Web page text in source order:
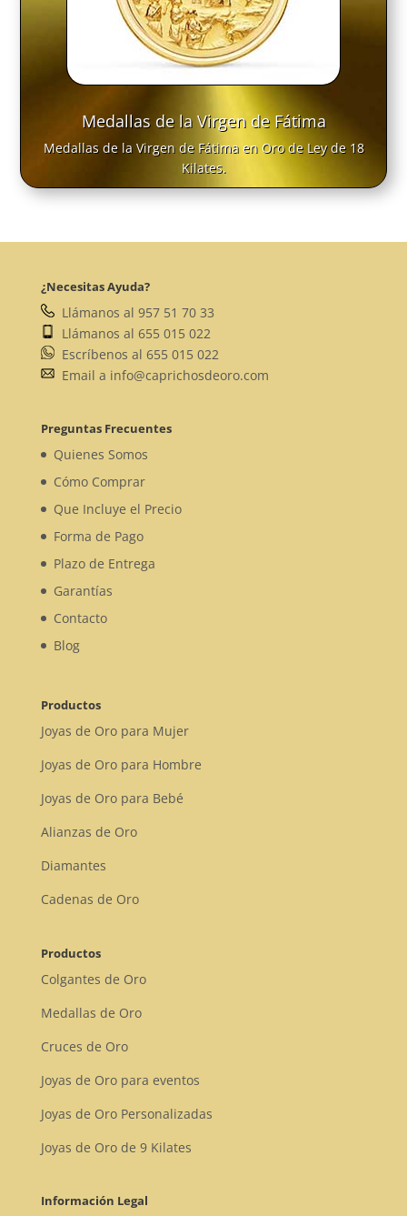
Medallas de la Virgen de Fátima
Medallas de la Virgen de Fátima en Oro de Ley de 18
Kilates.
¿Necesitas Ayuda?
Llámanos al 957 51 70 33
Llámanos al 655 015 022
Escríbenos al 655 015 022
Email a info@caprichosdeoro.com
Preguntas Frecuentes
Quienes Somos
Cómo Comprar
Que Incluye el Precio
Forma de Pago
Plazo de Entrega
Garantías
Contacto
Blog
Productos
Joyas de Oro para Mujer
Joyas de Oro para Hombre
Joyas de Oro para Bebé
Alianzas de Oro
Diamantes
Cadenas de Oro
Productos
Colgantes de Oro
Medallas de Oro
Cruces de Oro
Joyas de Oro para eventos
Joyas de Oro Personalizadas
Joyas de Oro de 9 Kilates
Información Legal